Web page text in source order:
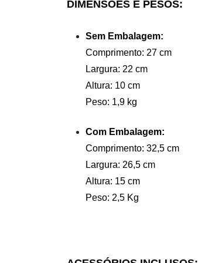
DIMENSÕES E PESOS:
Sem Embalagem:
Comprimento: 27 cm
Largura: 22 cm
Altura: 10 cm
Peso: 1,9 kg
Com Embalagem:
Comprimento: 32,5 cm
Largura: 26,5 cm
Altura: 15 cm
Peso: 2,5 Kg